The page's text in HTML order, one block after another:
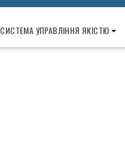
СИСТЕМА УПРАВЛІННЯ ЯКІСТЮ